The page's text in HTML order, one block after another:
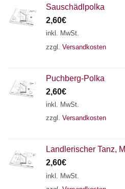
Sauschädlpolka
2,60€
inkl. MwSt.
zzgl. Versandkosten
Puchberg-Polka
2,60€
inkl. MwSt.
zzgl. Versandkosten
Landlerischer Tanz,
2,60€
inkl. MwSt.
18 SAITEN 21 SAITEN